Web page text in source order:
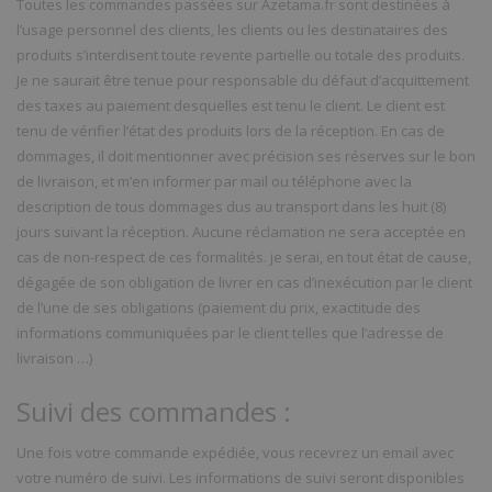
Toutes les commandes passées sur Azetama.fr sont destinées à
l’usage personnel des clients, les clients ou les destinataires des
produits s’interdisent toute revente partielle ou totale des produits.
Je ne saurait être tenue pour responsable du défaut d’acquittement
des taxes au paiement desquelles est tenu le client. Le client est
tenu de vérifier l’état des produits lors de la réception. En cas de
dommages, il doit mentionner avec précision ses réserves sur le bon
de livraison, et m’en informer par mail ou téléphone avec la
description de tous dommages dus au transport dans les huit (8)
jours suivant la réception. Aucune réclamation ne sera acceptée en
cas de non-respect de ces formalités. je serai, en tout état de cause,
dégagée de son obligation de livrer en cas d’inexécution par le client
de l’une de ses obligations (paiement du prix, exactitude des
informations communiquées par le client telles que l’adresse de
livraison …)
Suivi des commandes :
Une fois votre commande expédiée, vous recevrez un email avec
votre numéro de suivi. Les informations de suivi seront disponibles